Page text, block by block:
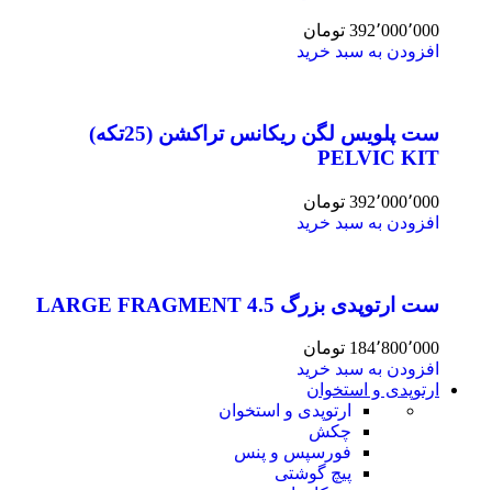
392٬000٬000 تومان
افزودن به سبد خرید
ست پلویس لگن ریکانس تراکشن (25تکه)
PELVIC KIT
392٬000٬000 تومان
افزودن به سبد خرید
ست ارتوپدی بزرگ 4.5 LARGE FRAGMENT
184٬800٬000 تومان
افزودن به سبد خرید
ارتوپدی و استخوان
ارتوپدی و استخوان
چکش
فورسپس و پنس
پیچ گوشتی